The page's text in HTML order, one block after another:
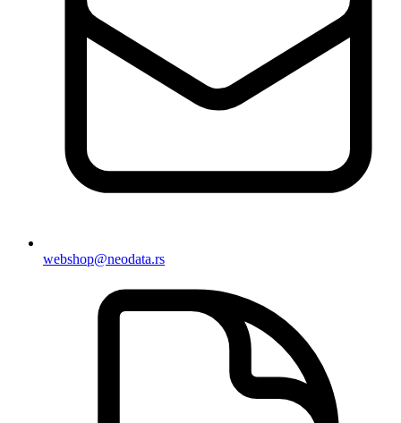
webshop@neodata.rs